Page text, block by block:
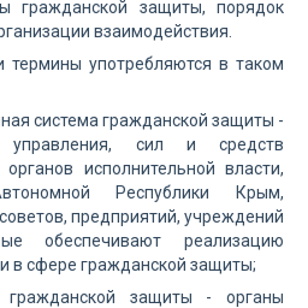
гражданской защиты, порядок
взаимодействия.
употребляются в таком
система гражданской защиты -
управления, сил и средств
исполнительной власти,
Республики Крым,
предприятий, учреждений
обеспечивают реализацию
в сфере гражданской защиты;
гражданской защиты - органы